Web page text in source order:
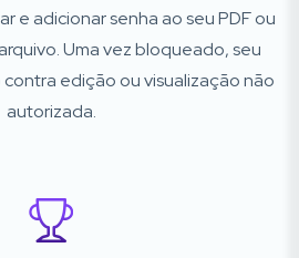
e adicionar senha ao seu PDF ou
Uma vez bloqueado, seu
edição ou visualização não
autorizada.